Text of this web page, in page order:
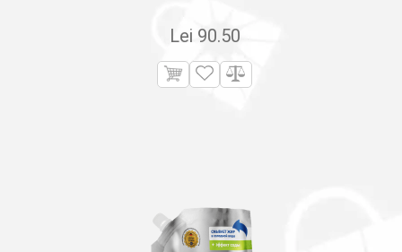
Lei 90.50